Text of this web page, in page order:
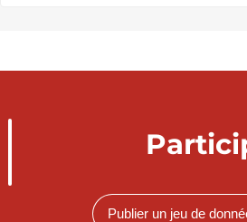
Publier un jeu de